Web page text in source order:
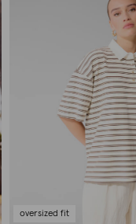
oversized fit